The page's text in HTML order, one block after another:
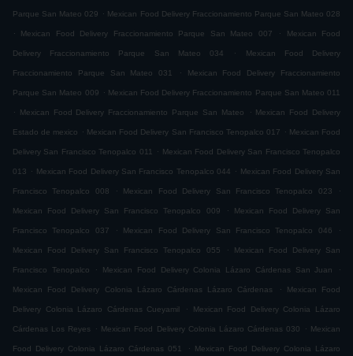
Parque San Mateo 029 . Mexican Food Delivery Fraccionamiento Parque San Mateo 028
.
Mexican Food Delivery Fraccionamiento Parque San Mateo 007 . Mexican Food
Delivery Fraccionamiento Parque San Mateo 034 . Mexican Food Delivery
Fraccionamiento Parque San Mateo 031 . Mexican Food Delivery Fraccionamiento
Parque San Mateo 009 . Mexican Food Delivery Fraccionamiento Parque San Mateo 011
.
Mexican Food Delivery Fraccionamiento Parque San Mateo . Mexican Food Delivery
Estado de mexico . Mexican Food Delivery San Francisco Tenopalco 017 . Mexican Food
Delivery San Francisco Tenopalco 011 . Mexican Food Delivery San Francisco Tenopalco
013 . Mexican Food Delivery San Francisco Tenopalco 044 . Mexican Food Delivery San
Francisco Tenopalco 008 . Mexican Food Delivery San Francisco Tenopalco 023 .
Mexican Food Delivery San Francisco Tenopalco 009 . Mexican Food Delivery San
Francisco Tenopalco 037 . Mexican Food Delivery San Francisco Tenopalco 046 .
Mexican Food Delivery San Francisco Tenopalco 055 . Mexican Food Delivery San
Francisco Tenopalco . Mexican Food Delivery Colonia Lázaro Cárdenas San Juan .
Mexican Food Delivery Colonia Lázaro Cárdenas Lázaro Cárdenas . Mexican Food
Delivery Colonia Lázaro Cárdenas Cueyamil . Mexican Food Delivery Colonia Lázaro
Cárdenas Los Reyes . Mexican Food Delivery Colonia Lázaro Cárdenas 030 . Mexican
Food Delivery Colonia Lázaro Cárdenas 051 . Mexican Food Delivery Colonia Lázaro